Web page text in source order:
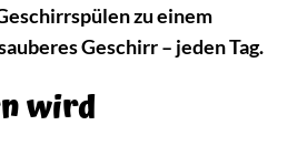
zu einem
Geschirr – jeden Tag.
wird